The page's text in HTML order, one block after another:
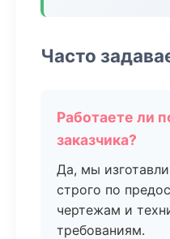
Часто
Работаете ли
заказчика?
Да, мы
строго по
чертежам и
требованиям.